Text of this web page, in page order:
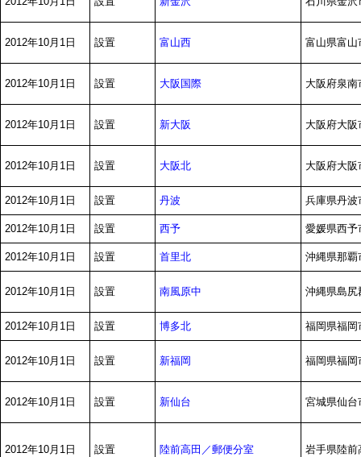
2012年10月1日 設置 富山西 富山県富山
2012年10月1日 設置 大阪国際 大阪府泉
2012年10月1日 設置 新大阪 大阪府大阪
2012年10月1日 設置 大阪北 大阪府大阪
2012年10月1日 設置 丹波 兵庫県丹波
2012年10月1日 設置 西予 愛媛県西予
2012年10月1日 設置 首里北 沖縄県那覇
2012年10月1日 設置 南風原中 沖縄県島尻
2012年10月1日 設置 博多北 福岡県福岡
2012年10月1日 設置 新福岡 福岡県福岡
2012年10月1日 設置 新仙台 宮城県仙台
2012年10月1日 設置 陸前高田／郵便分室 岩手県陸前